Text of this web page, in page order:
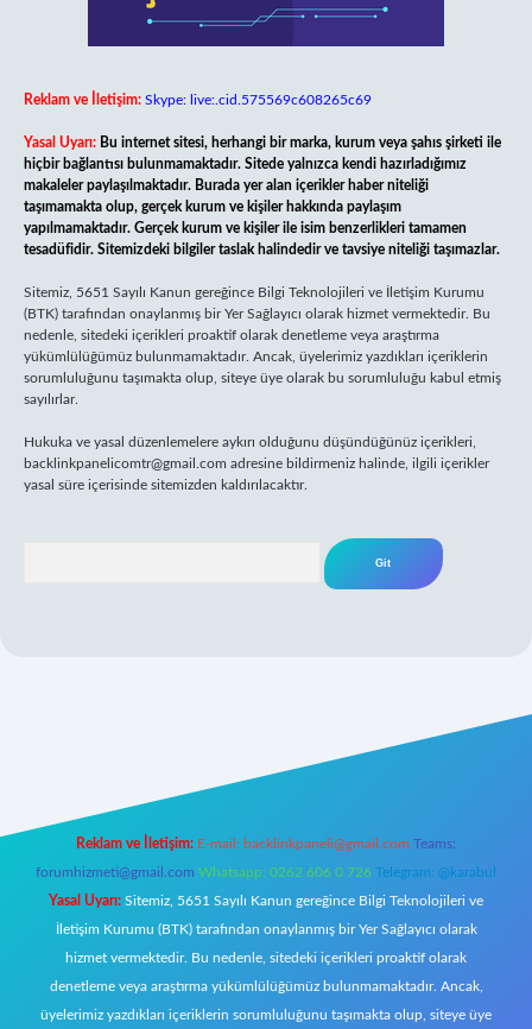
Reklam ve İletişim: Skype: live:.cid.575569c608265c69
Yasal Uyarı: Bu internet sitesi, herhangi bir marka, kurum veya şahıs şirketi ile
hiçbir bağlantısı bulunmamaktadır. Sitede yalnızca kendi hazırladığımız
makaleler paylaşılmaktadır. Burada yer alan içerikler haber niteliği
taşımamakta olup, gerçek kurum ve kişiler hakkında paylaşım
yapılmamaktadır. Gerçek kurum ve kişiler ile isim benzerlikleri tamamen
tesadüfidir. Sitemizdeki bilgiler taslak halindedir ve tavsiye niteliği taşımazlar.
Sitemiz, 5651 Sayılı Kanun gereğince Bilgi Teknolojileri ve İletişim Kurumu
(BTK) tarafından onaylanmış bir Yer Sağlayıcı olarak hizmet vermektedir. Bu
nedenle, sitedeki içerikleri proaktif olarak denetleme veya araştırma
yükümlülüğümüz bulunmamaktadır. Ancak, üyelerimiz yazdıkları içeriklerin
sorumluluğunu taşımakta olup, siteye üye olarak bu sorumluluğu kabul etmiş
sayılırlar.
Hukuka ve yasal düzenlemelere aykırı olduğunu düşündüğünüz içerikleri,
backlinkpanelicomtr@gmail.com adresine bildirmeniz halinde, ilgili içerikler
yasal süre içerisinde sitemizden kaldırılacaktır.
Reklam ve İletişim: E-mail: backlinkpaneli@gmail.com Teams:
forumhizmeti@gmail.com Whatsapp: 0262 606 0 726 Telegram: @karabul
Yasal Uyarı: Sitemiz, 5651 Sayılı Kanun gereğince Bilgi Teknolojileri ve
İletişim Kurumu (BTK) tarafından onaylanmış bir Yer Sağlayıcı olarak
hizmet vermektedir. Bu nedenle, sitedeki içerikleri proaktif olarak
denetleme veya araştırma yükümlülüğümüz bulunmamaktadır. Ancak,
üyelerimiz yazdıkları içeriklerin sorumluluğunu taşımakta olup, siteye üye